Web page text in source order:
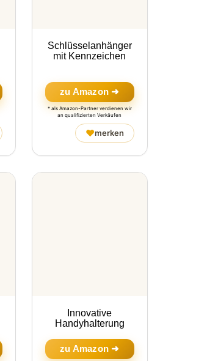
Schlüsselanhänger
mit Kennzeichen
zu Amazon ➜
* als Amazon-Partner verdienen wir
an qualifizierten Verkäufen
♥merken
Innovative
Handyhalterung
zu Amazon ➜